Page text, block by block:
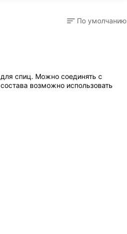
По умолчанию
спиц. Можно соединять с
возможно использовать